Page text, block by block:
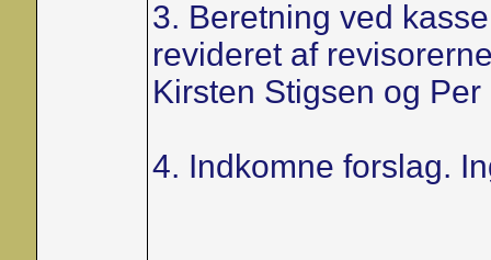
3. Beretning ved
revideret af
Kirsten Stigsen og
4. Indkomne forslag.